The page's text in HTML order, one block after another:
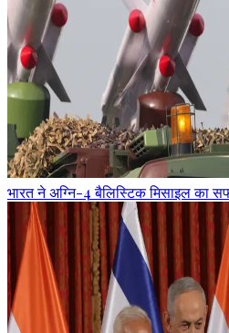
भारत ने अग्नि-4 बैलिस्टिक मिसाइल का